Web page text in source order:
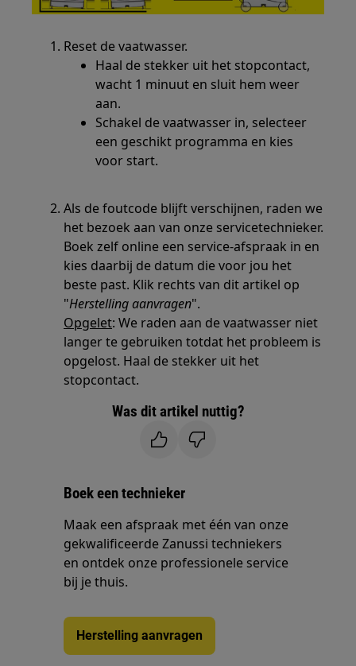
Reset de vaatwasser.
Haal de stekker uit het stopcontact,
wacht 1 minuut en sluit hem weer
aan.
Schakel de vaatwasser in, selecteer
een geschikt programma en kies
voor start.
Als de foutcode blijft verschijnen, raden we
het bezoek aan van onze servicetechnieker.
Boek zelf online een service-afspraak in en
kies daarbij de datum die voor jou het
beste past. Klik rechts van dit artikel op
"Herstelling aanvragen".
Opgelet: We raden aan de vaatwasser niet
langer te gebruiken totdat het probleem is
opgelost. Haal de stekker uit het
stopcontact.
Was dit artikel nuttig?
Boek een technieker
Maak een afspraak met één van onze
gekwalificeerde Zanussi techniekers
en ontdek onze professionele service
bij je thuis.
Herstelling aanvragen